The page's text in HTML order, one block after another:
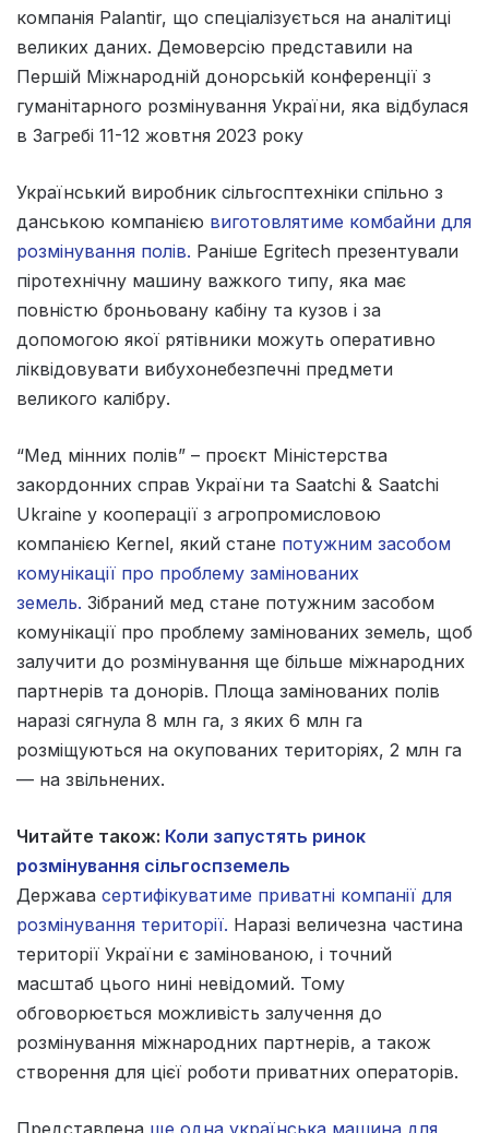
компанія Palantir, що спеціалізується на аналітиці
великих даних. Демоверсію представили на
Першій Міжнародній донорській конференції з
гуманітарного розмінування України, яка відбулася
в Загребі 11-12 жовтня 2023 року
Український виробник сільгосптехніки спільно з
данською компанією виготовлятиме комбайни для
розмінування полів. Раніше Egritech презентували
піротехнічну машину важкого типу, яка має
повністю броньовану кабіну та кузов і за
допомогою якої рятівники можуть оперативно
ліквідовувати вибухонебезпечні предмети
великого калібру.
“Мед мінних полів” – проєкт Міністерства
закордонних справ України та Saatchi & Saatchi
Ukraine у кооперації з агропромисловою
компанією Kernel, який стане потужним засобом
комунікації про проблему замінованих
земель. Зібраний мед стане потужним засобом
комунікації про проблему замінованих земель, щоб
залучити до розмінування ще більше міжнародних
партнерів та донорів. Площа замінованих полів
наразі сягнула 8 млн га, з яких 6 млн га
розміщуються на окупованих територіях, 2 млн га
— на звільнених.
Читайте також: Коли запустять ринок
розмінування сільгоспземель
Держава сертифікуватиме приватні компанії для
розмінування території. Наразі величезна частина
території України є замінованою, і точний
масштаб цього нині невідомий. Тому
обговорюється можливість залучення до
розмінування міжнародних партнерів, а також
створення для цієї роботи приватних операторів.
Представлена ще одна українська машина для